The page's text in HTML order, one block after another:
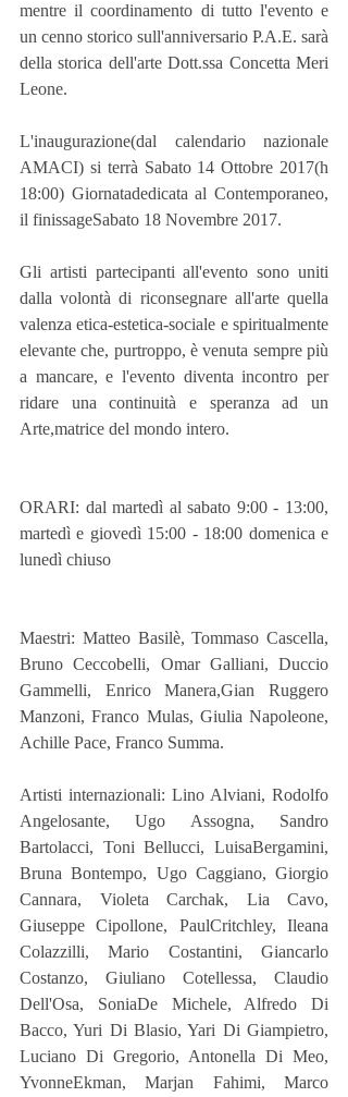
mentre il coordinamento di tutto l'evento e
un cenno storico sull'anniversario P.A.E. sarà
della storica dell'arte Dott.ssa Concetta Meri
Leone.
L'inaugurazione(dal calendario nazionale
AMACI) si terrà Sabato 14 Ottobre 2017(h
18:00) Giornatadedicata al Contemporaneo,
il finissageSabato 18 Novembre 2017.
Gli artisti partecipanti all'evento sono uniti
dalla volontà di riconsegnare all'arte quella
valenza etica-estetica-sociale e spiritualmente
elevante che, purtroppo, è venuta sempre più
a mancare, e l'evento diventa incontro per
ridare una continuità e speranza ad un
Arte,matrice del mondo intero.
ORARI: dal martedì al sabato 9:00 - 13:00,
martedì e giovedì 15:00 - 18:00 domenica e
lunedì chiuso
Maestri: Matteo Basilè, Tommaso Cascella,
Bruno Ceccobelli, Omar Galliani, Duccio
Gammelli, Enrico Manera,Gian Ruggero
Manzoni, Franco Mulas, Giulia Napoleone,
Achille Pace, Franco Summa.
Artisti internazionali: Lino Alviani, Rodolfo
Angelosante, Ugo Assogna, Sandro
Bartolacci, Toni Bellucci, LuisaBergamini,
Bruna Bontempo, Ugo Caggiano, Giorgio
Cannara, Violeta Carchak, Lia Cavo,
Giuseppe Cipollone, PaulCritchley, Ileana
Colazzilli, Mario Costantini, Giancarlo
Costanzo, Giuliano Cotellessa, Claudio
Dell'Osa, SoniaDe Michele, Alfredo Di
Bacco, Yuri Di Blasio, Yari Di Giampietro,
Luciano Di Gregorio, Antonella Di Meo,
YvonneEkman, Marjan Fahimi, Marco